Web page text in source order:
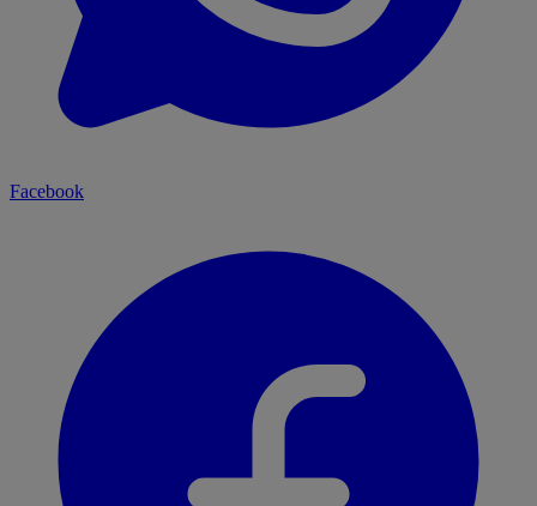
Facebook